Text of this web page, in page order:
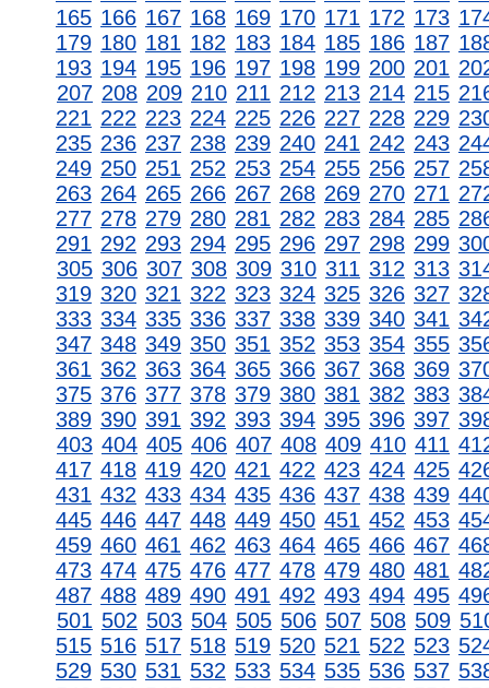
165 166 167 168 169 170 171 172 173
179 180 181 182 183 184 185 186 187
193 194 195 196 197 198 199 200 201
207 208 209 210 211 212 213 214 215
221 222 223 224 225 226 227 228 229
235 236 237 238 239 240 241 242 243
249 250 251 252 253 254 255 256 257
263 264 265 266 267 268 269 270 271
277 278 279 280 281 282 283 284 285
291 292 293 294 295 296 297 298 299
305 306 307 308 309 310 311 312 313
319 320 321 322 323 324 325 326 327
333 334 335 336 337 338 339 340 341
347 348 349 350 351 352 353 354 355
361 362 363 364 365 366 367 368 369
375 376 377 378 379 380 381 382 383
389 390 391 392 393 394 395 396 397
403 404 405 406 407 408 409 410 411
417 418 419 420 421 422 423 424 425
431 432 433 434 435 436 437 438 439
445 446 447 448 449 450 451 452 453
459 460 461 462 463 464 465 466 467
473 474 475 476 477 478 479 480 481
487 488 489 490 491 492 493 494 495
501 502 503 504 505 506 507 508 509
515 516 517 518 519 520 521 522 523
529 530 531 532 533 534 535 536 537